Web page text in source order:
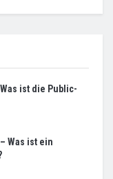
ist die Public-
Was ist ein